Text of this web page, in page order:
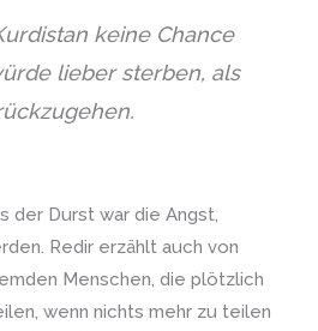
keine Chance
lieber sterben, als
der Durst war die Angst,
Redir erzählt auch von
Menschen, die plötzlich
wenn nichts mehr zu teilen